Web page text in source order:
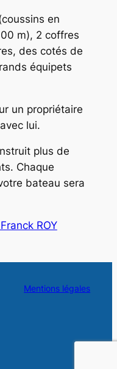
en
m), 2 coffres
des cotés de
équipets
un propriétaire
lui.
plus de
Chaque
bateau sera
ROY
Mentions légales